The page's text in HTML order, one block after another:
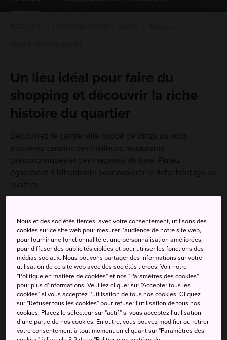
Un lieu idéal pour faire du
shopping et découvrir la riche
histoire du quartier
Découvrez le centre-ville huppé de Ginza où vous
trouverez certains des meilleurs restaurants
gastronomiques et des magasins de luxe. Partez
également à Nihonbashi pour explorer le riche héritage du
quartier.
À ne pas manquer
Shopping et restaurants de renommée
internationale
Kabukiza, le principal théâtre de kabuki de
Tokyo
Le vaste marché aux poissons de Toyosu
Nous et des sociétés tierces, avec votre consentement, utilisons des
cookies sur ce site web pour mesurer l'audience de notre site web,
pour fournir une fonctionnalité et une personnalisation améliorées,
pour diffuser des publicités ciblées et pour utiliser les fonctions des
médias sociaux. Nous pouvons partager des informations sur votre
utilisation de ce site web avec des sociétés tierces. Voir notre
"Politique en matière de cookies" et nos "Paramètres des cookies"
pour plus d'informations. Veuillez cliquer sur "Accepter tous les
cookies" si vous acceptez l'utilisation de tous nos cookies. Cliquez
sur "Refuser tous les cookies" pour refuser l'utilisation de tous nos
cookies. Placez le sélecteur sur "actif" si vous acceptez l'utilisation
d'une partie de nos cookies. En outre, vous pouvez modifier ou retirer
votre consentement à tout moment en cliquant sur "Paramètres des